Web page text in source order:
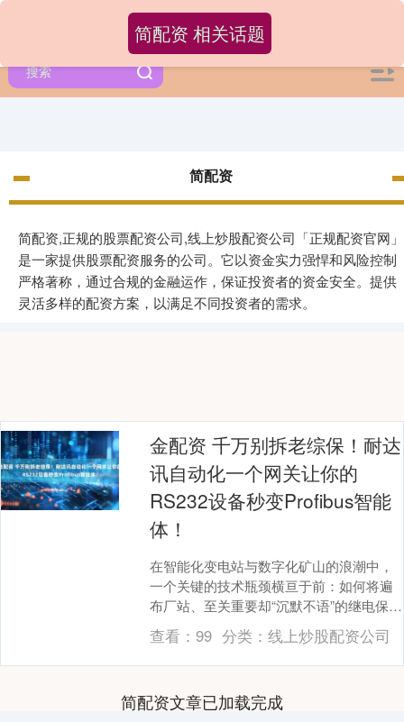
简配资
简配资,正规的股票配资公司,线上炒股配资公司「正规配资官网」
是一家提供股票配资服务的公司。它以资金实力强悍和风险控制
严格著称，通过合规的金融运作，保证投资者的资金安全。提供
灵活多样的配资方案，以满足不同投资者的需求。
简配资 相关话题
金配资 千万别拆老综保！耐达
讯自动化一个网关让你的
RS232设备秒变Profibus智能
体！
在智能化变电站与数字化矿山的浪潮中，
一个关键的技术瓶颈横亘于前：如何将遍
布厂站、至关重要却“沉默不语”的继电保护
装置（综保）融入高速工业网络？这些设
备的RS23....
查看：99 分类： 线上炒股配资公司
简配资文章已加载完成